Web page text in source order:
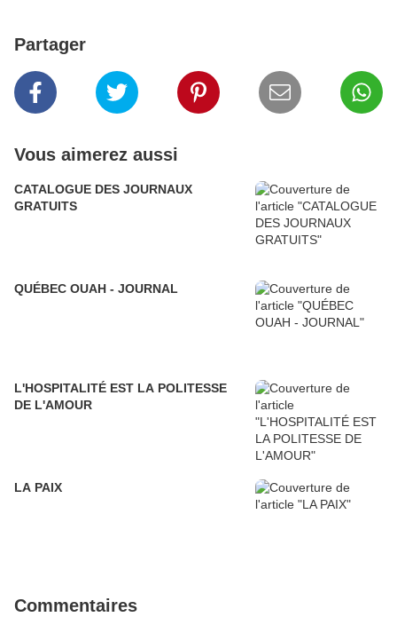
Partager
Vous aimerez aussi
CATALOGUE DES JOURNAUX
GRATUITS
QUÉBEC OUAH - JOURNAL
L'HOSPITALITÉ EST LA POLITESSE
DE L'AMOUR
LA PAIX
Commentaires